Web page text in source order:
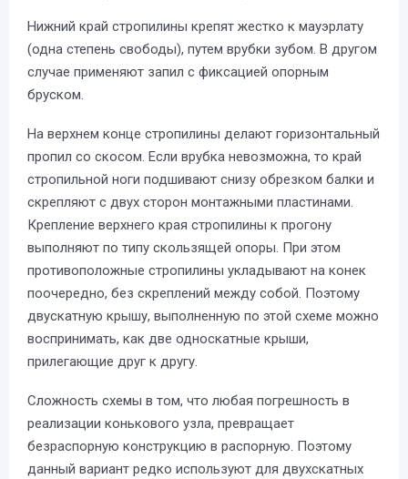
Нижний край стропилины крепят жестко к мауэрлату
(одна степень свободы), путем врубки зубом. В другом
случае применяют запил с фиксацией опорным
бруском.
На верхнем конце стропилины делают горизонтальный
пропил со скосом. Если врубка невозможна, то край
стропильной ноги подшивают снизу обрезком балки и
скрепляют с двух сторон монтажными пластинами.
Крепление верхнего края стропилины к прогону
выполняют по типу скользящей опоры. При этом
противоположные стропилины укладывают на конек
поочередно, без скреплений между собой. Поэтому
двускатную крышу, выполненную по этой схеме можно
воспринимать, как две односкатные крыши,
прилегающие друг к другу.
Сложность схемы в том, что любая погрешность в
реализации конькового узла, превращает
безраспорную конструкцию в распорную. Поэтому
данный вариант редко используют для двухскатных